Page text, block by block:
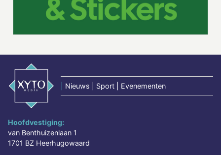
Nieuws | Sport | Evenementen
Hoofdvestiging:
van Benthuizenlaan 1
1701 BZ Heerhugowaard